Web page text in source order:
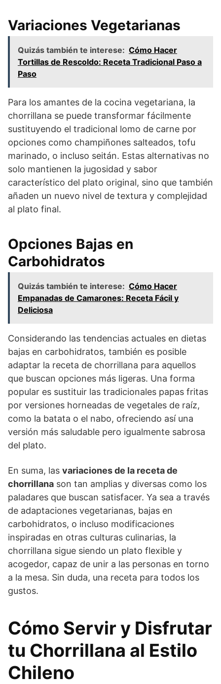
Variaciones Vegetarianas
Quizás también te interese: Cómo Hacer
Tortillas de Rescoldo: Receta Tradicional Paso a
Paso
Para los amantes de la cocina vegetariana, la
chorrillana se puede transformar fácilmente
sustituyendo el tradicional lomo de carne por
opciones como champiñones salteados, tofu
marinado, o incluso seitán. Estas alternativas no
solo mantienen la jugosidad y sabor
característico del plato original, sino que también
añaden un nuevo nivel de textura y complejidad
al plato final.
Opciones Bajas en
Carbohidratos
Quizás también te interese: Cómo Hacer
Empanadas de Camarones: Receta Fácil y
Deliciosa
Considerando las tendencias actuales en dietas
bajas en carbohidratos, también es posible
adaptar la receta de chorrillana para aquellos
que buscan opciones más ligeras. Una forma
popular es sustituir las tradicionales papas fritas
por versiones horneadas de vegetales de raíz,
como la batata o el nabo, ofreciendo así una
versión más saludable pero igualmente sabrosa
del plato.
En suma, las variaciones de la receta de
chorrillana son tan amplias y diversas como los
paladares que buscan satisfacer. Ya sea a través
de adaptaciones vegetarianas, bajas en
carbohidratos, o incluso modificaciones
inspiradas en otras culturas culinarias, la
chorrillana sigue siendo un plato flexible y
acogedor, capaz de unir a las personas en torno
a la mesa. Sin duda, una receta para todos los
gustos.
Cómo Servir y Disfrutar
tu Chorrillana al Estilo
Chileno